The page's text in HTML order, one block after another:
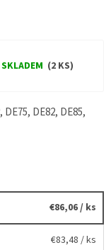
SKLADEM (2 KS)
€86,06/ ks
€83,48 / ks
DE82, DE85,